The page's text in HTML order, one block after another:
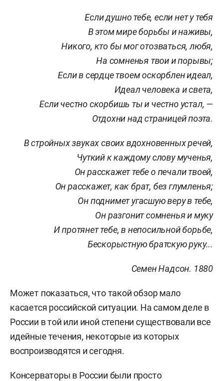
Если душно тебе, если нет у тебя
В этом мире борьбы и наживы,
Никого, кто бы мог отозваться, любя,
На сомненья твои и порывы;
Если в сердце твоем оскорблен идеал,
Идеал человека и света,
Если честно скорбишь ты и честно устал, —
Отдохни над страницей поэта.
В стройных звуках своих вдохновенных речей,
Чуткий к каждому слову мученья,
Он расскажет тебе о печали твоей,
Он расскажет, как брат, без глумленья;
Он поднимет угасшую веру в тебе,
Он разгонит сомненья и муку
И протянет тебе, в непосильной борьбе,
Бескорыстную братскую руку...
Семен Надсон. 1880
Может показаться, что такой обзор мало
касается российской ситуации. На самом деле в
России в той или иной степени существовали все
идейные течения, некоторые из которых
воспроизводятся и сегодня.
Консерваторы в России были просто